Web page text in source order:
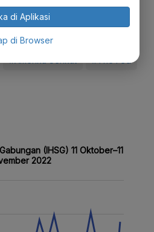
Desy Abigail
#Amerika Serikat #The Fed
di Aplikasi
di Browser